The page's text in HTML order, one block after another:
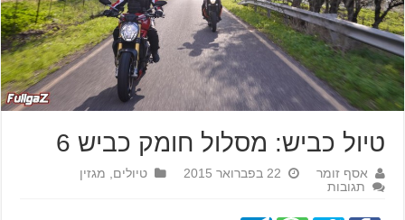
טיול כביש: מסלול חומק כביש 6
אסף זומר 22 בפברואר 2015 טיולים
מגזין
תגובות